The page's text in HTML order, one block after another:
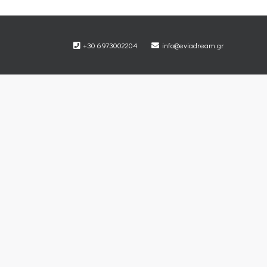
+30 6973002204 info@eviadream.gr